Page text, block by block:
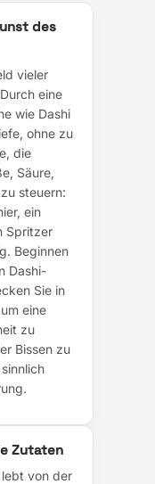
des
vieler
eine
wie Dashi
ohne zu
die
Säure,
steuern:
ein
Spritzer
Beginnen
Dashi-
Sie in
eine
zu
Bissen zu
Zutaten
lebt von der